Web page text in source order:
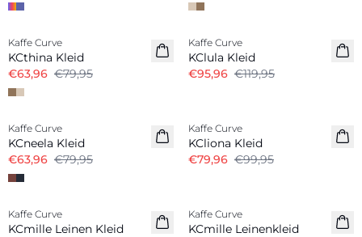
-20%
Kaffe Curve
KCthina Kleid
€63,96 €79,95
-20%
Kaffe Curve
KClula Kleid
€95,96 €119,95
-20%
Kaffe Curve
KCneela Kleid
€63,96 €79,95
Kaffe Curve
KCliona Kleid
€79,96 €99,95
Leinenmix
-20%
Kaffe Curve
KCmille Leinen Kleid
Leinenmix
Kaffe Curve
KCmille Leinenkleid